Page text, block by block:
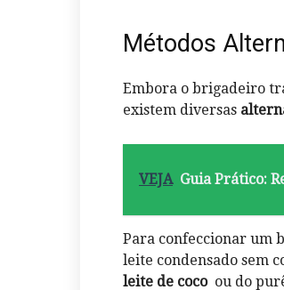
Métodos
Embora o⁢ brigadeiro⁣
existem​ diversas
VEJA Guia Prático:
Para confeccionar um
leite condensado sem
leite de coco ou do